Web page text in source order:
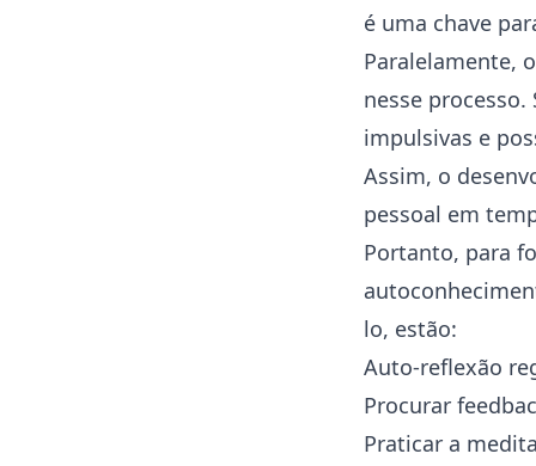
é uma chave
Paralelamente, o
nesse
impulsivas e
Assim, o
pessoal em
Portanto, para
lo, estão:
Auto-reflexão
Procurar
Praticar a